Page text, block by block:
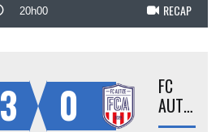
20h00 RECAP
3 0
FC
AUTIZE